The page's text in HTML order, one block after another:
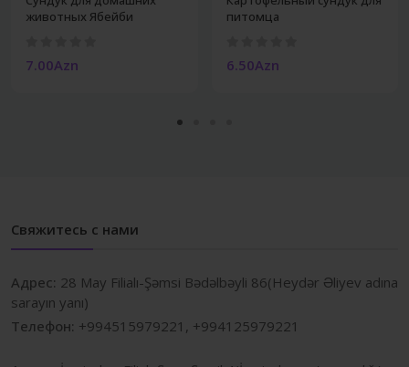
животных Ябейби
7.00Azn
питомца
6.50Azn
Свяжитесь с нами
Адрес: 28 May Filialı-Şəmsi Bədəlbəyli 86(Heydər Əliyev adına
sarayın yanı)
Телефон: +994515979221, +994125979221